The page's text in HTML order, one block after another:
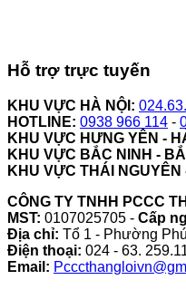
Hỗ trợ trực tuyến
KHU VỰC HÀ NỘI:
HOTLINE: 0938 966 114 -
KHU VỰC HƯNG YÊN -
KHU VỰC BẮC NINH -
KHU VỰC THÁI
CÔNG TY TNHH PCCC
MST: 0107025705 - Cấp
Địa chỉ: Tổ 1 - Phường
Điện thoại: 024 - 63.
Email: